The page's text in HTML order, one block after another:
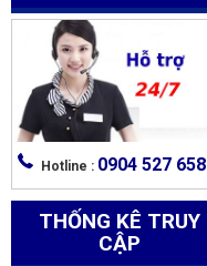
Hotline : 0904 527 658
THỐNG KÊ TRUY
CẬP